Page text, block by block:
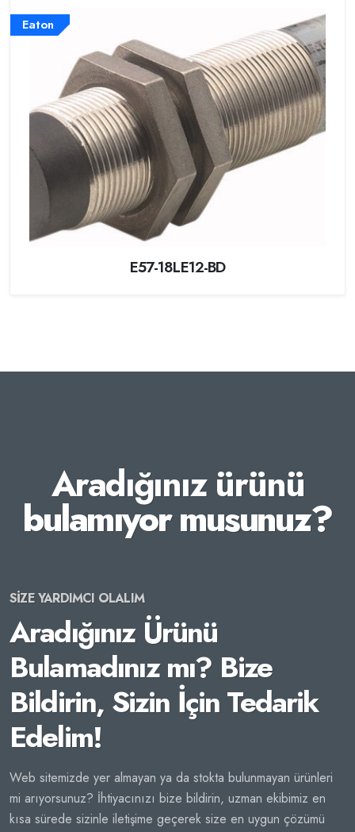
Eaton
E57-18LE12-BD
Aradığınız ürünü
bulamıyor musunuz?
SİZE YARDIMCI OLALIM
Aradığınız Ürünü
Bulamadınız mı? Bize
Bildirin, Sizin İçin Tedarik
Edelim!
Web sitemizde yer almayan ya da stokta bulunmayan ürünleri
mi arıyorsunuz? İhtiyacınızı bize bildirin, uzman ekibimiz en
kısa sürede sizinle iletişime geçerek size en uygun çözümü